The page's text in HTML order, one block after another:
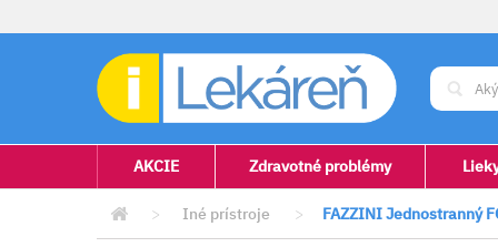
AKCIE Zdravotné problémy
> Iné prístroje > FAZZINI Jednostranný